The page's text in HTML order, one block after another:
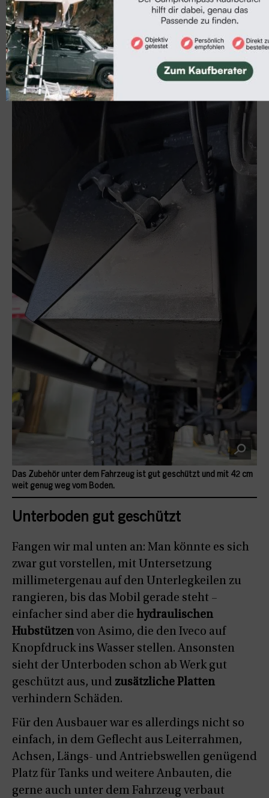
Camper-Neuheiten
Neu: Dreamer Cap Easy Select mit einzigartigem
Raumkonzept (2027)
Das Zubehör unter dem Fahrzeug ist gut geschützt und mit 42 cm
weit genug weg vom Boden.
Unterboden gut geschützt
Fangen wir mal unten an: Man könnte es sich
zwar gut vorstellen, mit Untersetzung
millimetergenau auf den Unterlegkeilen zu
rangieren, bis das Mobil gerade steht –
einfacher sind aber die hydraulischen
Hubstützen von Asimo, die den Iveco auf
Knopfdruck ins Wasser stellen. Ansonsten
sieht der Unterboden schon ab Werk gut
geschützt aus, und zusätzliche Platten
verhindern Schäden.
Für den Ausbauer war es allerdings nicht so
einfach, in dem Geflecht aus Leiterrahmen,
Achsen, Längs- und Antriebswellen genügend
Platz für Tanks und weitere Anbauten, die
gerne auch unter dem Fahrzeug verbaut